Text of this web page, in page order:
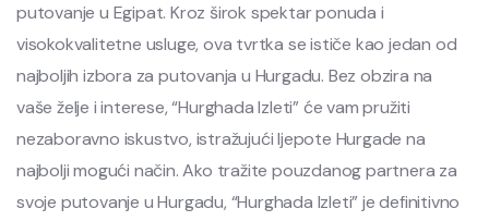
putovanje u Egipat. Kroz širok spektar ponuda i
visokokvalitetne usluge, ova tvrtka se ističe kao jedan od
najboljih izbora za putovanja u Hurgadu. Bez obzira na
vaše želje i interese, “Hurghada Izleti” će vam pružiti
nezaboravno iskustvo, istražujući ljepote Hurgade na
najbolji mogući način. Ako tražite pouzdanog partnera za
svoje putovanje u Hurgadu, “Hurghada Izleti” je definitivno